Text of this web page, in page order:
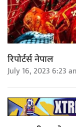
रिपोर्टर्स नेपाल
July 16, 2023 6:23